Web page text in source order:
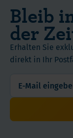
Bleib
der
Erhalten Sie
direkt in Ihr